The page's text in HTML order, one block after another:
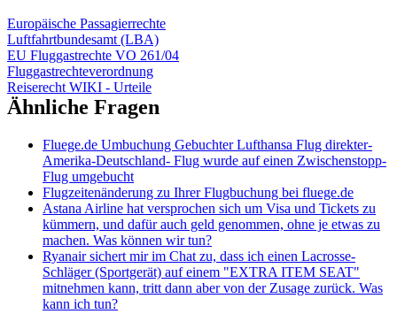
Europäische Passagierrechte
Luftfahrtbundesamt (LBA)
EU Fluggastrechte VO 261/04
Fluggastrechteverordnung
Reiserecht WIKI - Urteile
Ähnliche Fragen
Fluege.de Umbuchung Gebuchter Lufthansa Flug direkter-
Amerika-Deutschland- Flug wurde auf einen Zwischenstopp-
Flug umgebucht
Flugzeitenänderung zu Ihrer Flugbuchung bei fluege.de
Astana Airline hat versprochen sich um Visa und Tickets zu
kümmern, und dafür auch geld genommen, ohne je etwas zu
machen. Was können wir tun?
Ryanair sichert mir im Chat zu, dass ich einen Lacrosse-
Schläger (Sportgerät) auf einem "EXTRA ITEM SEAT"
mitnehmen kann, tritt dann aber von der Zusage zurück. Was
kann ich tun?